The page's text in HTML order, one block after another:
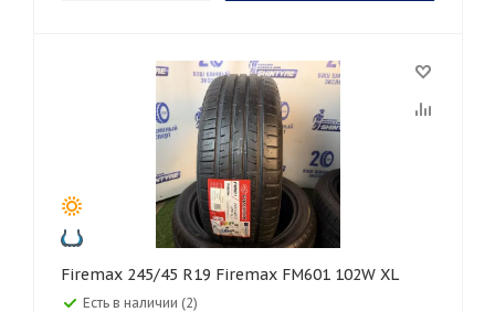
Firemax 245/45 R19 Firemax FM601 102W XL
Есть в наличии (2)